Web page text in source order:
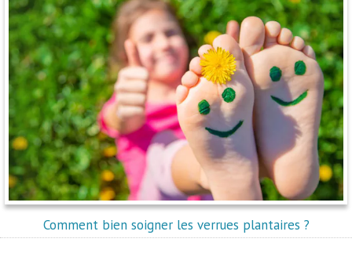
Comment bien soigner les verrues plantaires ?